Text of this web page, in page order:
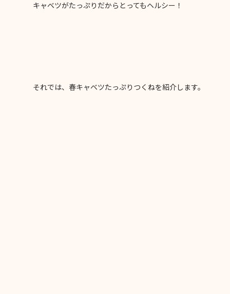
キャベツがたっぷりだからとってもヘルシー！
それでは、春キャベツたっぷりつくねを紹介します。